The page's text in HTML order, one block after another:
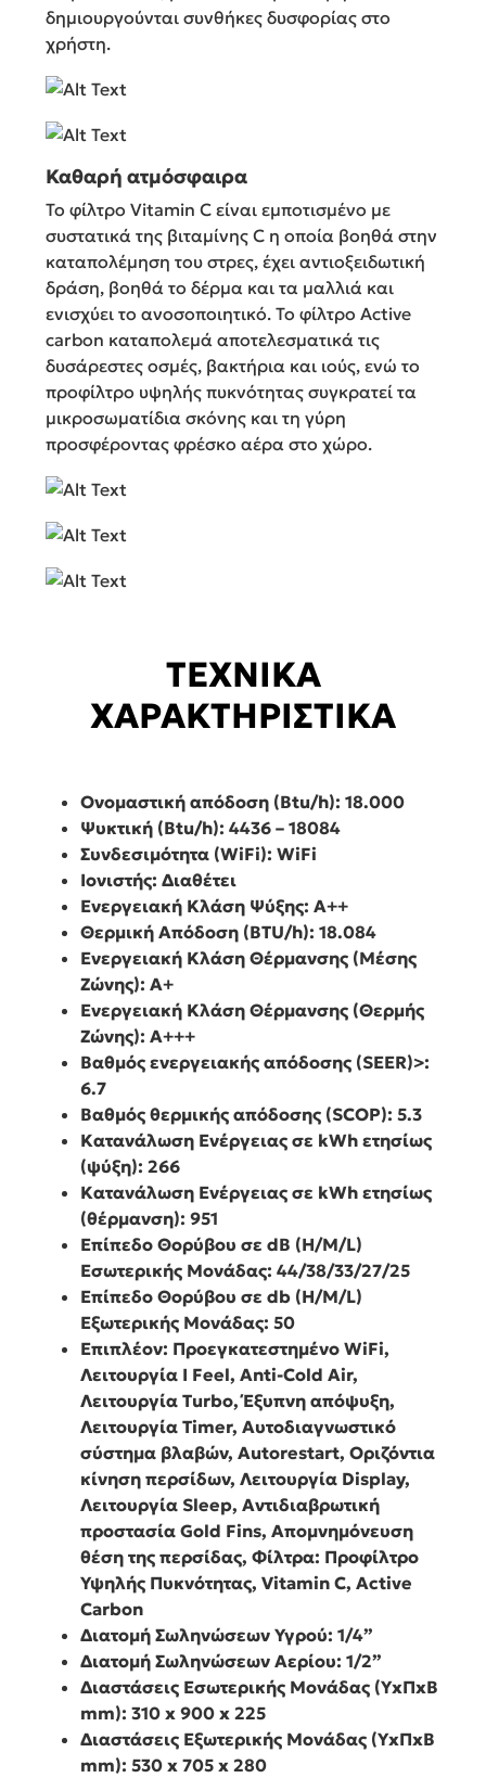
δημιουργούνται συνθήκες δυσφορίας στο
χρήστη.
Καθαρή ατμόσφαιρα
Το φίλτρο Vitamin C είναι εμποτισμένο με
συστατικά της βιταμίνης C η οποία βοηθά στην
καταπολέμηση του στρες, έχει αντιοξειδωτική
δράση, βοηθά το δέρμα και τα μαλλιά και
ενισχύει το ανοσοποιητικό. To φίλτρο Active
carbon καταπολεμά αποτελεσματικά τις
δυσάρεστες οσμές, βακτήρια και ιούς, ενώ το
προφίλτρο υψηλής πυκνότητας συγκρατεί τα
μικροσωματίδια σκόνης και τη γύρη
προσφέροντας φρέσκο αέρα στο χώρο.
ΤΕΧΝΙΚΑ
ΧΑΡΑΚΤΗΡΙΣΤΙΚΑ
Ονομαστική απόδοση (Btu/h): 18.000
Ψυκτική (Btu/h): 4436 – 18084
Συνδεσιμότητα (WiFi): WiFi
Ιονιστής: Διαθέτει
Ενεργειακή Κλάση Ψύξης: Α++
Θερμική Απόδοση (BΤU/h): 18.084
Ενεργειακή Κλάση Θέρμανσης (Μέσης
Ζώνης): A+
Ενεργειακή Κλάση Θέρμανσης (Θερμής
Ζώνης): A+++
Βαθμός ενεργειακής απόδοσης (SEER)>:
6.7
Βαθμός θερμικής απόδοσης (SCOP): 5.3
Κατανάλωση Ενέργειας σε kWh ετησίως
(ψύξη): 266
Κατανάλωση Ενέργειας σε kWh ετησίως
(θέρμανση): 951
Επίπεδο Θορύβου σε dB (H/M/L)
Εσωτερικής Μονάδας: 44/38/33/27/25
Επίπεδο Θορύβου σε db (H/M/L)
Εξωτερικής Μονάδας: 50
Επιπλέον: Προεγκατεστημένο WiFi,
Λειτουργία I Feel, Anti-Cold Air,
Λειτουργία Turbo, Έξυπνη απόψυξη,
Λειτουργία Timer, Αυτοδιαγνωστικό
σύστημα βλαβών, Autorestart, Οριζόντια
κίνηση περσίδων, Λειτουργία Display,
Λειτουργία Sleep, Αντιδιαβρωτική
προστασία Gold Fins, Απομνημόνευση
θέση της περσίδας, Φίλτρα: Προφίλτρο
Υψηλής Πυκνότητας, Vitamin C, Active
Carbon
Διατομή Σωληνώσεων Υγρού: 1/4”
Διατομή Σωληνώσεων Αερίου: 1/2”
Διαστάσεις Εσωτερικής Μονάδας (ΥxΠxΒ
mm): 310 x 900 x 225
Διαστάσεις Εξωτερικής Μονάδας (ΥxΠxΒ
mm): 530 x 705 x 280